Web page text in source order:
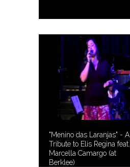
"Menino das Laranjas" - A
Tribute to Elis Regina feat.
Marcella Camargo (at
Berklee)